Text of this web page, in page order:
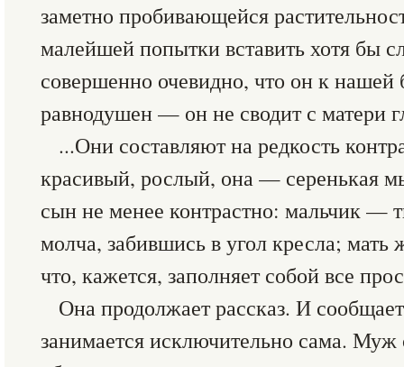
заметно пробивающейся
малейшей попытки вставить хотя бы
совершенно очевидно, что он к нашей
равнодушен — он не сводит с матери
...Они составляют на редкость
красивый, рослый, она — серенькая
сын не менее контрастно: мальчик —
молча, забившись в угол кресла;
что, кажется, заполняет собой все
Она продолжает рассказ. И
занимается исключительно сама. Муж